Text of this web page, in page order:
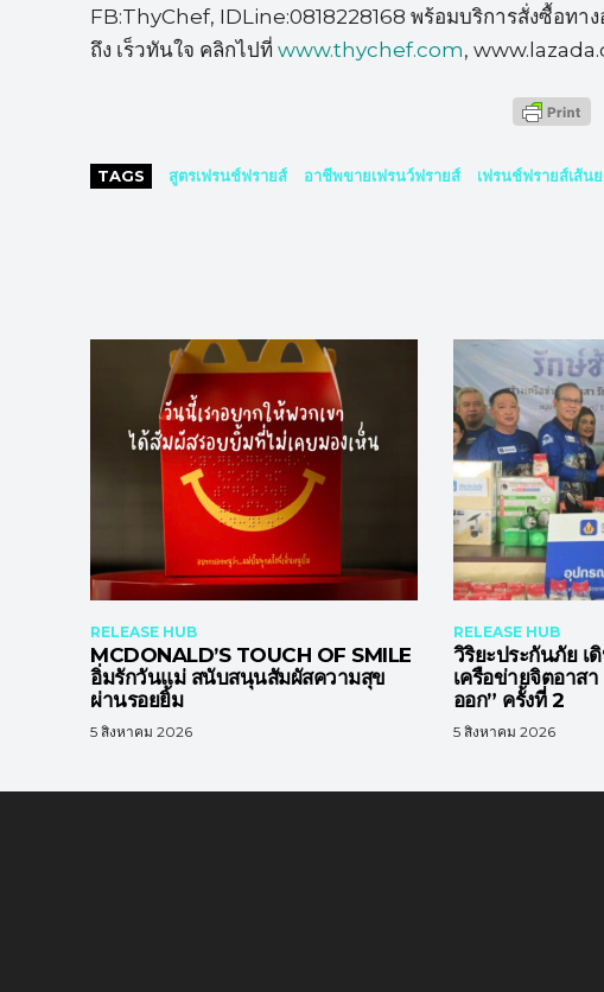
FB:ThyChef, IDLine:0818228168 พร้อมบริการสั่งซื้อทา
ถึง เร็วทันใจ คลิกไปที่ www.thychef.com,
TAGS สูตรเฟรนช์ฟรายส์ อาชีพขายเฟรนว์ฟรายส์ เฟรนช์ฟรายส์เส้น
RELEASE HUB
MCDONALD’S TOUCH OF SMILE
อิ่มรักวันแม่ สนับสนุนสัมผัสความสุข
ผ่านรอยยิ้ม
5 สิงหาคม 2026
RELEASE HUB
วิริยะประกันภัย เ
เครือข่ายจิตอาส
ออก” ครั้งที่ 2
5 สิงหาคม 2026